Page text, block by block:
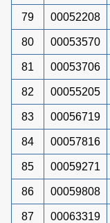
79 00052208
80 00053570
81 00053706
82 00055205
83 00056719
84 00057816
85 00059271
86 00059808
87 00063319